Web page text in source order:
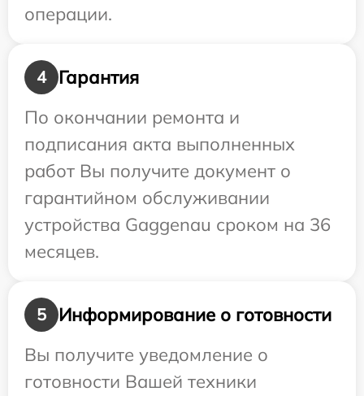
операции.
4
Гарантия
По окончании ремонта и
подписания акта выполненных
работ Вы получите документ о
гарантийном обслуживании
устройства Gaggenau сроком на 36
месяцев.
5
Информирование о готовности
Вы получите уведомление о
готовности Вашей техники